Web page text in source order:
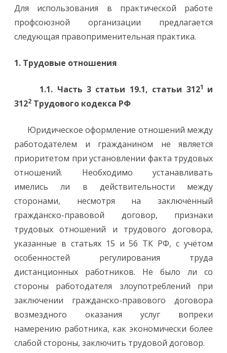
Для использования в практической работе
профсоюзной организации предлагается
следующая правоприменительная практика.
1. Трудовые отношения
1.1. Часть 3 статьи 19.1, статьи 3121 и
3122 Трудового кодекса РФ
Юридическое оформление отношений между
работодателем и гражданином не является
приоритетом при установлении факта трудовых
отношений. Необходимо устанавливать
имелись ли в действительности между
сторонами, несмотря на заключённый
гражданско-правовой договор, признаки
трудовых отношений и трудового договора,
указанные в статьях 15 и 56 ТК РФ, с учётом
особенностей регулирования труда
дистанционных работников. Не было ли со
стороны работодателя злоупотреблений при
заключении гражданско-правового договора
возмездного оказания услуг вопреки
намерению работника, как экономически более
слабой стороны, заключить трудовой договор.